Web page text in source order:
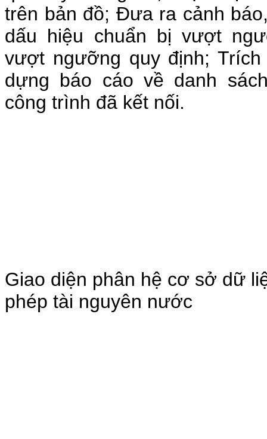
trên bản đồ; Đưa ra cảnh
dấu hiệu chuẩn bị vượt
vượt ngưỡng quy định;
dựng báo cáo về danh
công trình đã kết nối.
Giao diện phân hệ cơ sở dữ
phép tài nguyên nước